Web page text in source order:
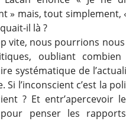
» mais, tout simplement,
il là ?
vite, nous pourrions
oubliant
systématique de
Si l’inconscient c’est la
? Et
penser les